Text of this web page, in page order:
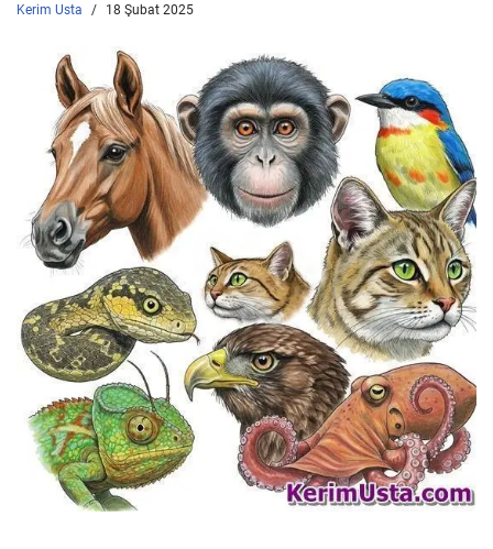
Kerim Usta 18 Şubat 2025